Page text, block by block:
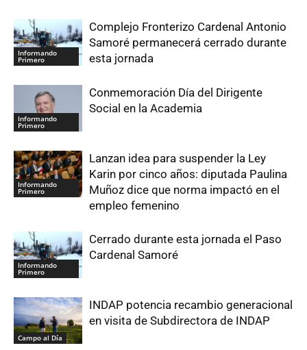
Informando
Primero
Complejo Fronterizo Cardenal Antonio
Samoré permanecerá cerrado durante
esta jornada
Informando
Primero
Conmemoración Día del Dirigente
Social en la Academia
Informando
Primero
Lanzan idea para suspender la Ley
Karin por cinco años: diputada Paulina
Muñoz dice que norma impactó en el
empleo femenino
Informando
Primero
Cerrado durante esta jornada el Paso
Cardenal Samoré
Campo al Día
INDAP potencia recambio generacional
en visita de Subdirectora de INDAP